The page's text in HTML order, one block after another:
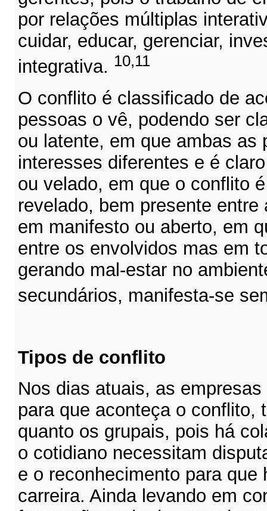
por relações múltiplas
cuidar, educar, gerenciar,
integrativa. 10,11
O conflito é classificado de
pessoas o vê, podendo ser
ou latente, em que ambas as
interesses diferentes e é
ou velado, em que o conflito
revelado, bem presente
em manifesto ou aberto, em
entre os envolvidos mas em
gerando mal-estar no
secundários, manifesta-se
Tipos de conflito
Nos dias atuais, as
para que aconteça o conflito,
quanto os grupais, pois há
o cotidiano necessitam
e o reconhecimento para que
carreira. Ainda levando em